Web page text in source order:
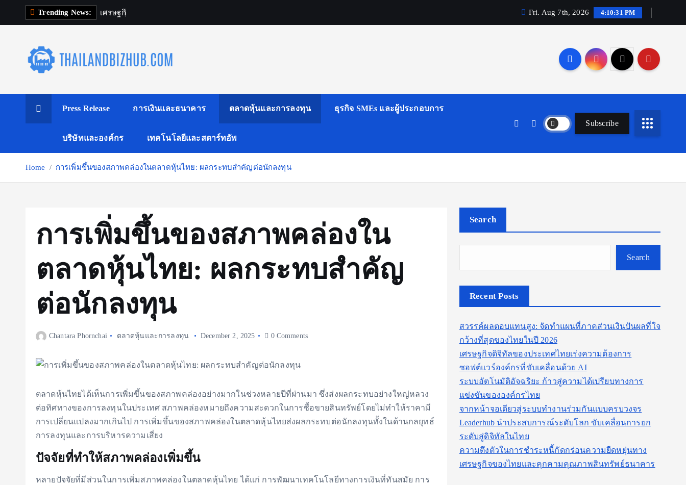
Trending News: เศรษฐก Fri. Aug 7th, 2026 4:10:32 PM
Press Release การเงินและธนาคาร ตลาดหุ้นและการลงทุน ธุรกิจ SMEs และผู้ประกอบการ
บริษัทและองค์กร เทคโนโลยีและสตาร์ทอัพ
Subscribe
Home การเพิ่มขึ้นของสภาพคล่องในตลาดหุ้นไทย: ผลกระทบสำคัญต่อนักลงทุน
การเพิ่มขึ้นของสภาพคล่องใน
ตลาดหุ้นไทย: ผลกระทบสำคัญ
ต่อนักลงทุน
Chantara Phornchai ตลาดหุ้นและการลงทุน December 2, 2025 0 Comments
ตลาดหุ้นไทยได้เห็นการเพิ่มขึ้นของสภาพคล่องอย่างมากในช่วงหลายปีที่ผ่านมา ซึ่งส่งผลกระทบอย่างใหญ่หลวง
ต่อทิศทางของการลงทุนในประเทศ สภาพคล่องหมายถึงความสะดวกในการซื้อขายสินทรัพย์โดยไม่ทำให้ราคามี
การเปลี่ยนแปลงมากเกินไป การเพิ่มขึ้นของสภาพคล่องในตลาดหุ้นไทยส่งผลกระทบต่อนักลงทุนทั้งในด้านกลยุทธ์
การลงทุนและการบริหารความเสี่ยง
ปัจจัยที่ทำให้สภาพคล่องเพิ่มขึ้น
หลายปัจจัยที่มีส่วนในการเพิ่มสภาพคล่องในตลาดหุ้นไทย ได้แก่ การพัฒนาเทคโนโลยีทางการเงินที่ทันสมัย การ
Search
Search
Recent Posts
สวรรค์ผลตอบแทนสูง: จัดทำแผนที่ภาคส่วนเงินปันผลที่ใจ
กว้างที่สุดของไทยในปี 2026
เศรษฐกิจดิจิทัลของประเทศไทยเร่งความต้องการ
ซอฟต์แวร์องค์กรที่ขับเคลื่อนด้วย AI
ระบบอัตโนมัติอัจฉริยะ ก้าวสู่ความได้เปรียบทางการ
แข่งขันขององค์กรไทย
จากหน้าจอเดียวสู่ระบบทำงานร่วมกันแบบครบวงจร
Leaderhub นำประสบการณ์ระดับโลก ขับเคลื่อนการยก
ระดับสู่ดิจิทัลในไทย
ความตึงตัวในการชำระหนี้กัดกร่อนความยืดหยุ่นทาง
เศรษฐกิจของไทยและคุกคามคุณภาพสินทรัพย์ธนาคาร